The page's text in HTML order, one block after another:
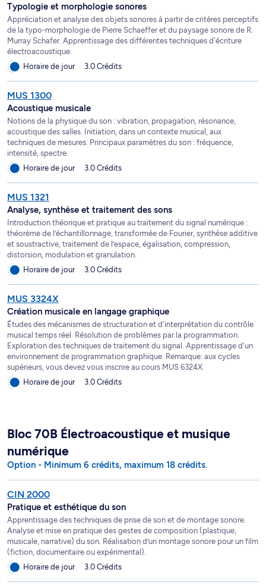
Typologie et morphologie sonores
Appréciation et analyse des objets sonores à partir de critères perceptifs
de la typo-morphologie de Pierre Schaeffer et du paysage sonore de R.
Murray Schafer. Apprentissage des différentes techniques d'écriture
électroacoustique.
Horaire de jour
3.0 Crédits
MUS 1300
Acoustique musicale
Notions de la physique du son : vibration, propagation, résonance,
acoustique des salles. Initiation, dans un contexte musical, aux
techniques de mesures. Principaux paramètres du son : fréquence,
intensité, spectre.
Horaire de jour
3.0 Crédits
MUS 1321
Analyse, synthèse et traitement des sons
Introduction théorique et pratique au traitement du signal numérique :
théorème de l’échantillonnage, transformée de Fourier, synthèse additive
et soustractive, traitement de l’espace, égalisation, compression,
distorsion, modulation et granulation.
Horaire de jour
3.0 Crédits
MUS 3324X
Création musicale en langage graphique
Études des mécanismes de structuration et d'interprétation du contrôle
musical temps réel. Résolution de problèmes par la programmation.
Exploration des techniques de traitement du signal. Apprentissage d'un
environnement de programmation graphique. Remarque: aux cycles
supérieurs, vous devez vous inscrire au cours MUS 6324X.
Horaire de jour
3.0 Crédits
Bloc 70B Électroacoustique et musique
numérique
Option - Minimum 6 crédits, maximum 18 crédits.
CIN 2000
Pratique et esthétique du son
Apprentissage des techniques de prise de son et de montage sonore.
Analyse et mise en pratique des gestes de composition (plastique,
musicale, narrative) du son. Réalisation d’un montage sonore pour un film
(fiction, documentaire ou expérimental).
Horaire de jour
3.0 Crédits